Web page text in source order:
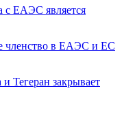
с ЕАЭС является
членство в ЕАЭС и ЕС
Тегеран закрывает